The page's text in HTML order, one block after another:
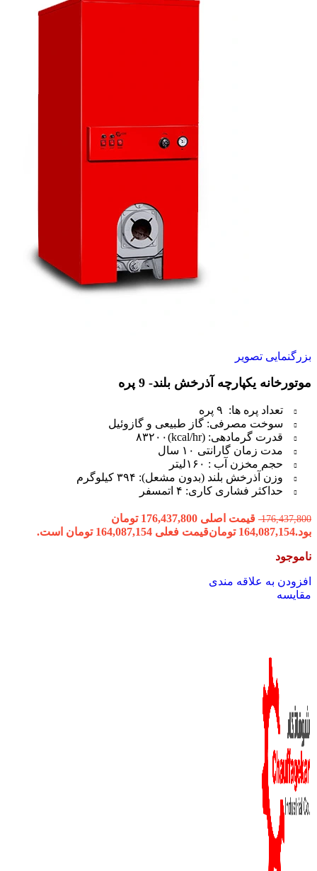
بزرگنمایی تصویر
موتورخانه یکپارچه آذرخش بلند- 9 پره
تعداد پره ها: ۹ پره
سوخت مصرفی: گاز طبیعی و گازوئیل
قدرت گرمادهی: (kcal/hr)۸۳۲۰۰
مدت زمان گارانتی ۱۰ سال
حجم مخزن آب : ۱۶۰لیتر
وزن آذرخش بلند (بدون مشعل): ۳۹۴ کیلوگرم
حداکثر فشاری کاری: ۴ اتمسفر
176,437,800
قیمت اصلی 176,437,800 تومان
بود.164,087,154 تومانقیمت فعلی 164,087,154 تومان است.
ناموجود
افزودن به علاقه مندی
مقایسه